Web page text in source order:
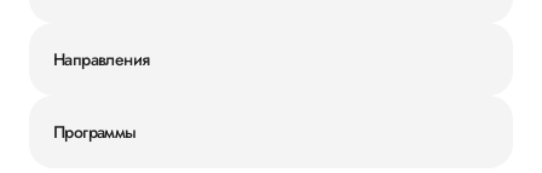
Направления
Программы